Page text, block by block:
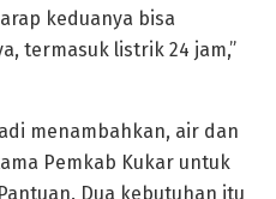
keduanya bisa
termasuk listrik 24 jam,”
menambahkan, air dan
Pemkab Kukar untuk
Dua kebutuhan itu